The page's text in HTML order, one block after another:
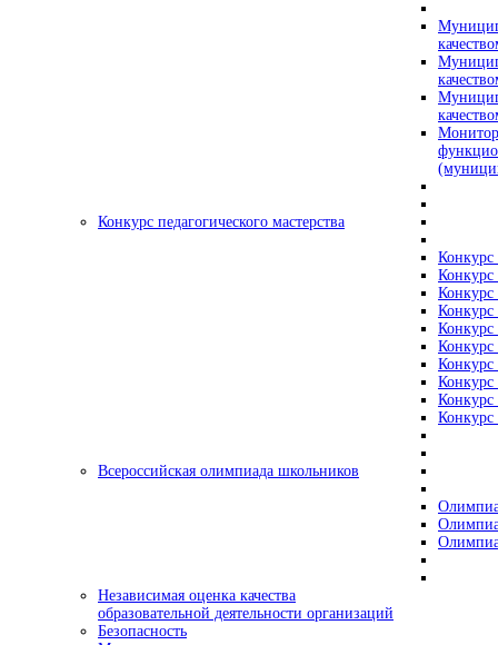
Конкурс педагогического мастерства
Конкурс
Конкурс
Конкурс
Конкурс
Конкурс
Конкурс
Конкурс
Конкурс
Конкурс
Конкурс
Всероссийская олимпиада школьников
Независимая оценка качества
образовательной деятельности организаций
Безопасность